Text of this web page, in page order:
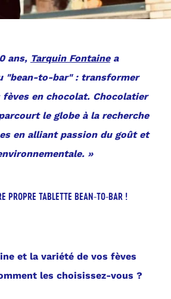
ans, Tarquin Fontainea
"bean-to-bar" : transformer
en chocolat. Chocolatier
le globe à la recherche
en alliant passion du goût et
»
PROPRE TABLETTE BEAN-TO-BAR !
et la variété de vos fèves
les choisissez-vous ?